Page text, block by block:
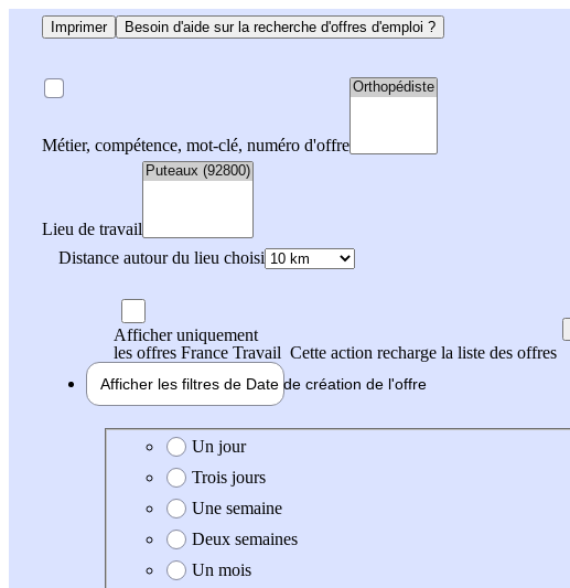
Imprimer Besoin d'aide sur la recherche d'offres d'emploi ?
Métier, compétence, mot-clé, numéro d'offre
Lieu de travail
Distance autour du lieu choisi
Afficher uniquement
les offres France Travail Cette action recharge la liste des offres
Afficher les filtres de Date de création de l'offre
Date de création de l'offre
Un jour
Trois jours
Une semaine
Deux semaines
Un mois